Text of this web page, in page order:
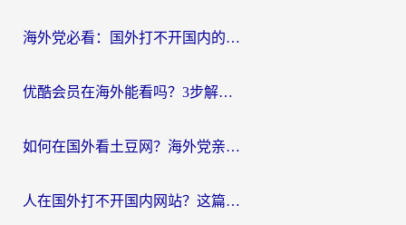
海外党必看：国外打不开国内的app怎么办？3步解决你的乡愁
优酷会员在海外能看吗？3步解决海外追剧难题，附实测好用加速器推荐
如何在国外看土豆网？海外党亲测有效的追剧加速器选择指南
人在国外打不开国内网站？这篇攻略帮你无缝解锁国内资源（附交管12123使用技巧）